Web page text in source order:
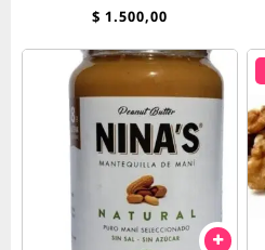
grs
$ 1.500,00